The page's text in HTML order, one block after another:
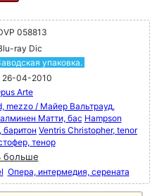
058813
ray Dic
упаковка.
26-04-2010
Arte
mezzo / Майер Вальтрауд,
Матти, бас Hampson
Ventris Christopher, tenor
тенор
больше
Опера, интермедия, серената